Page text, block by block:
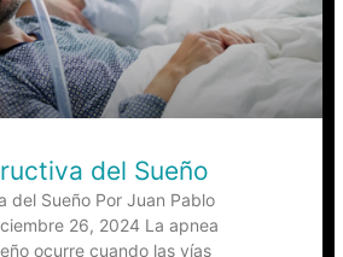
del Sueño
del Sueño Por Juan Pablo
26, 2024 La apnea
ocurre cuando las vías